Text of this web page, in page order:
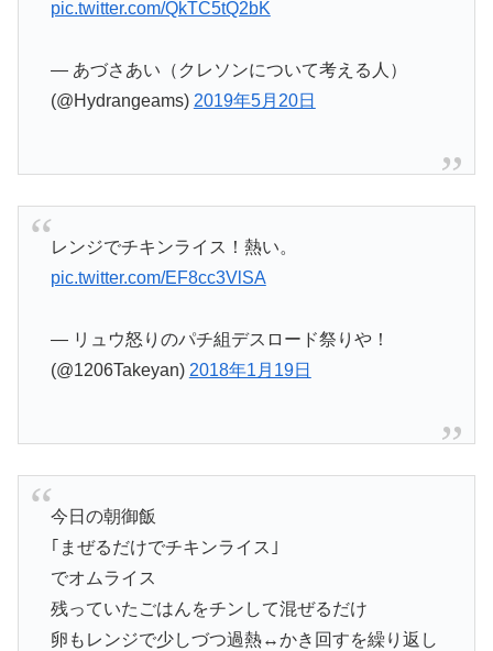
pic.twitter.com/QkTC5tQ2bK
— あづさあい（クレソンについて考える人）
(@Hydrangeams) 2019年5月20日
レンジでチキンライス！熱い。
pic.twitter.com/EF8cc3VlSA
— リュウ怒りのパチ組デスロード祭りや！
(@1206Takeyan) 2018年1月19日
今日の朝御飯
｢まぜるだけでチキンライス｣
でオムライス
残っていたごはんをチンして混ぜるだけ
卵もレンジで少しづつ過熱↔かき回すを繰り返し